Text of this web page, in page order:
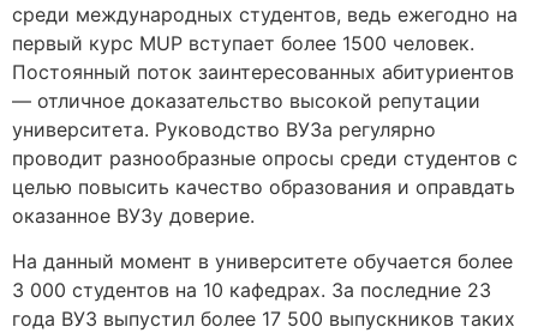
среди международных студентов, ведь ежегодно на
первый курс MUP вступает более 1500 человек.
Постоянный поток заинтересованных абитуриентов
— отличное доказательство высокой репутации
университета. Руководство ВУЗа регулярно
проводит разнообразные опросы среди студентов с
целью повысить качество образования и оправдать
оказанное ВУЗу доверие.
На данный момент в университете обучается более
3 000 студентов на 10 кафедрах. За последние 23
года ВУЗ выпустил более 17 500 выпускников таких